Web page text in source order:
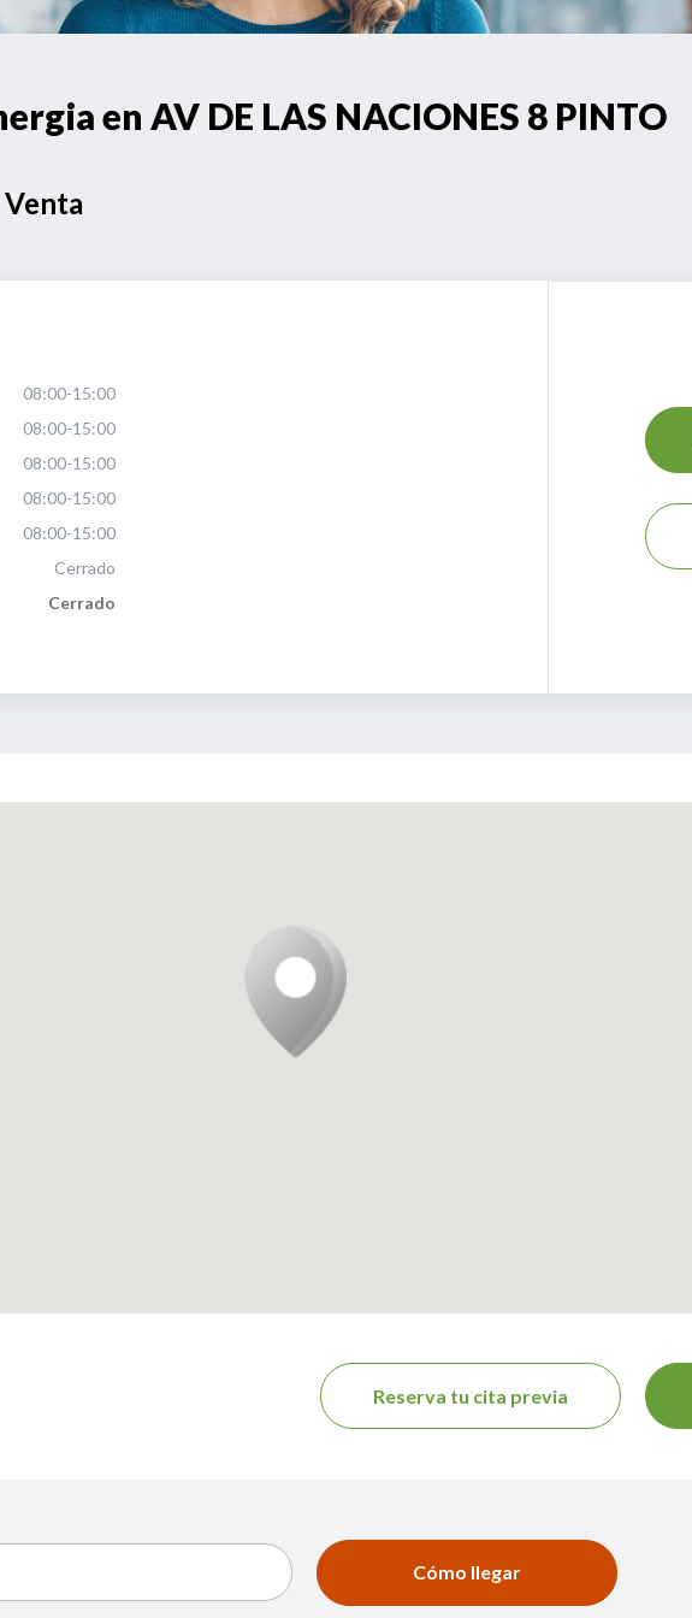
en AV DE LAS NACIONES 8 PINTO
08:00-15:00
08:00-15:00
08:00-15:00
08:00-15:00
08:00-15:00
Cerrado
Cerrado
Reserva tu cita previa
Cómo llegar